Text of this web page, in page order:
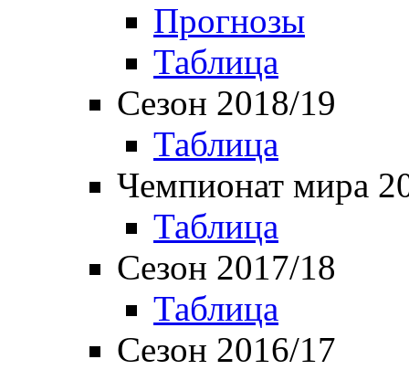
Прогнозы
Таблица
Сезон 2018/19
Таблица
Чемпионат мира
Таблица
Сезон 2017/18
Таблица
Сезон 2016/17